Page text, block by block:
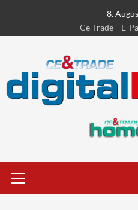
content
8.
Ce-Trade
E-
Menu